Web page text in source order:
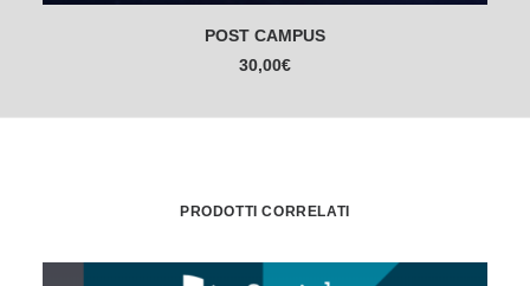
AGGIUNGI AL CARRELLO
POST CAMPUS
30,00€
PRODOTTI CORRELATI